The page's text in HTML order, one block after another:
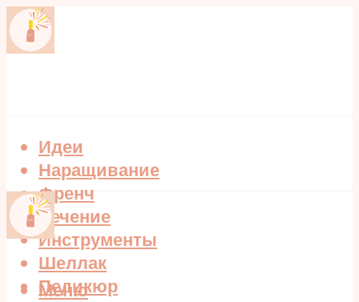
Идеи
Наращивание
Френч
Лечение
Инструменты
Шеллак
Педикюр
Меню